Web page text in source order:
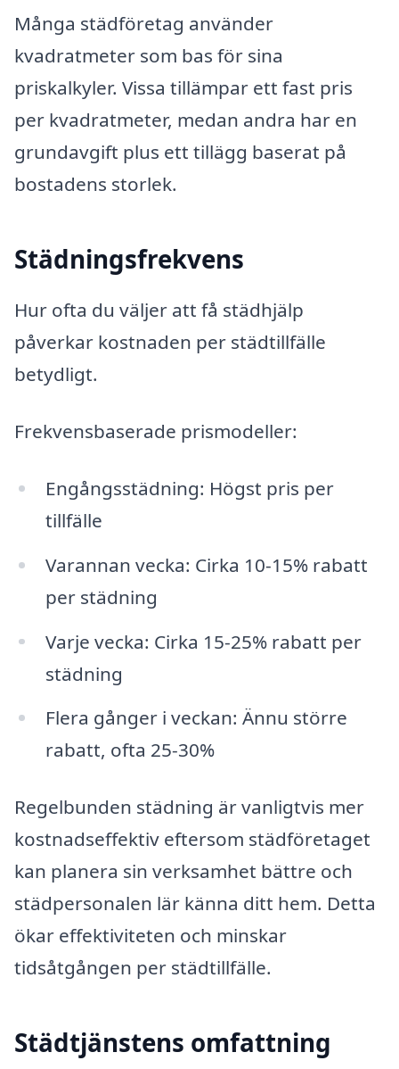
Många städföretag använder
kvadratmeter som bas för sina
priskalkyler. Vissa tillämpar ett fast pris
per kvadratmeter, medan andra har en
grundavgift plus ett tillägg baserat på
bostadens storlek.
Städningsfrekvens
Hur ofta du väljer att få städhjälp
påverkar kostnaden per städtillfälle
betydligt.
Frekvensbaserade prismodeller:
Engångsstädning: Högst pris per
tillfälle
Varannan vecka: Cirka 10-15% rabatt
per städning
Varje vecka: Cirka 15-25% rabatt per
städning
Flera gånger i veckan: Ännu större
rabatt, ofta 25-30%
Regelbunden städning är vanligtvis mer
kostnadseffektiv eftersom städföretaget
kan planera sin verksamhet bättre och
städpersonalen lär känna ditt hem. Detta
ökar effektiviteten och minskar
tidsåtgången per städtillfälle.
Städtjänstens omfattning